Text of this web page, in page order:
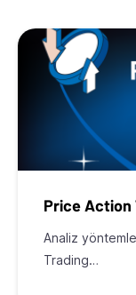
Price Action
Analiz
Trading…